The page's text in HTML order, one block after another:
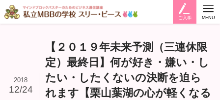
ご入学 MENU
【２０１９年未来予測（三連休限
定）最終日】何が好き・嫌い・し
たい・したくないの決断を迫ら
れます【栗山葉湖の心が軽くなる
2018
12/24